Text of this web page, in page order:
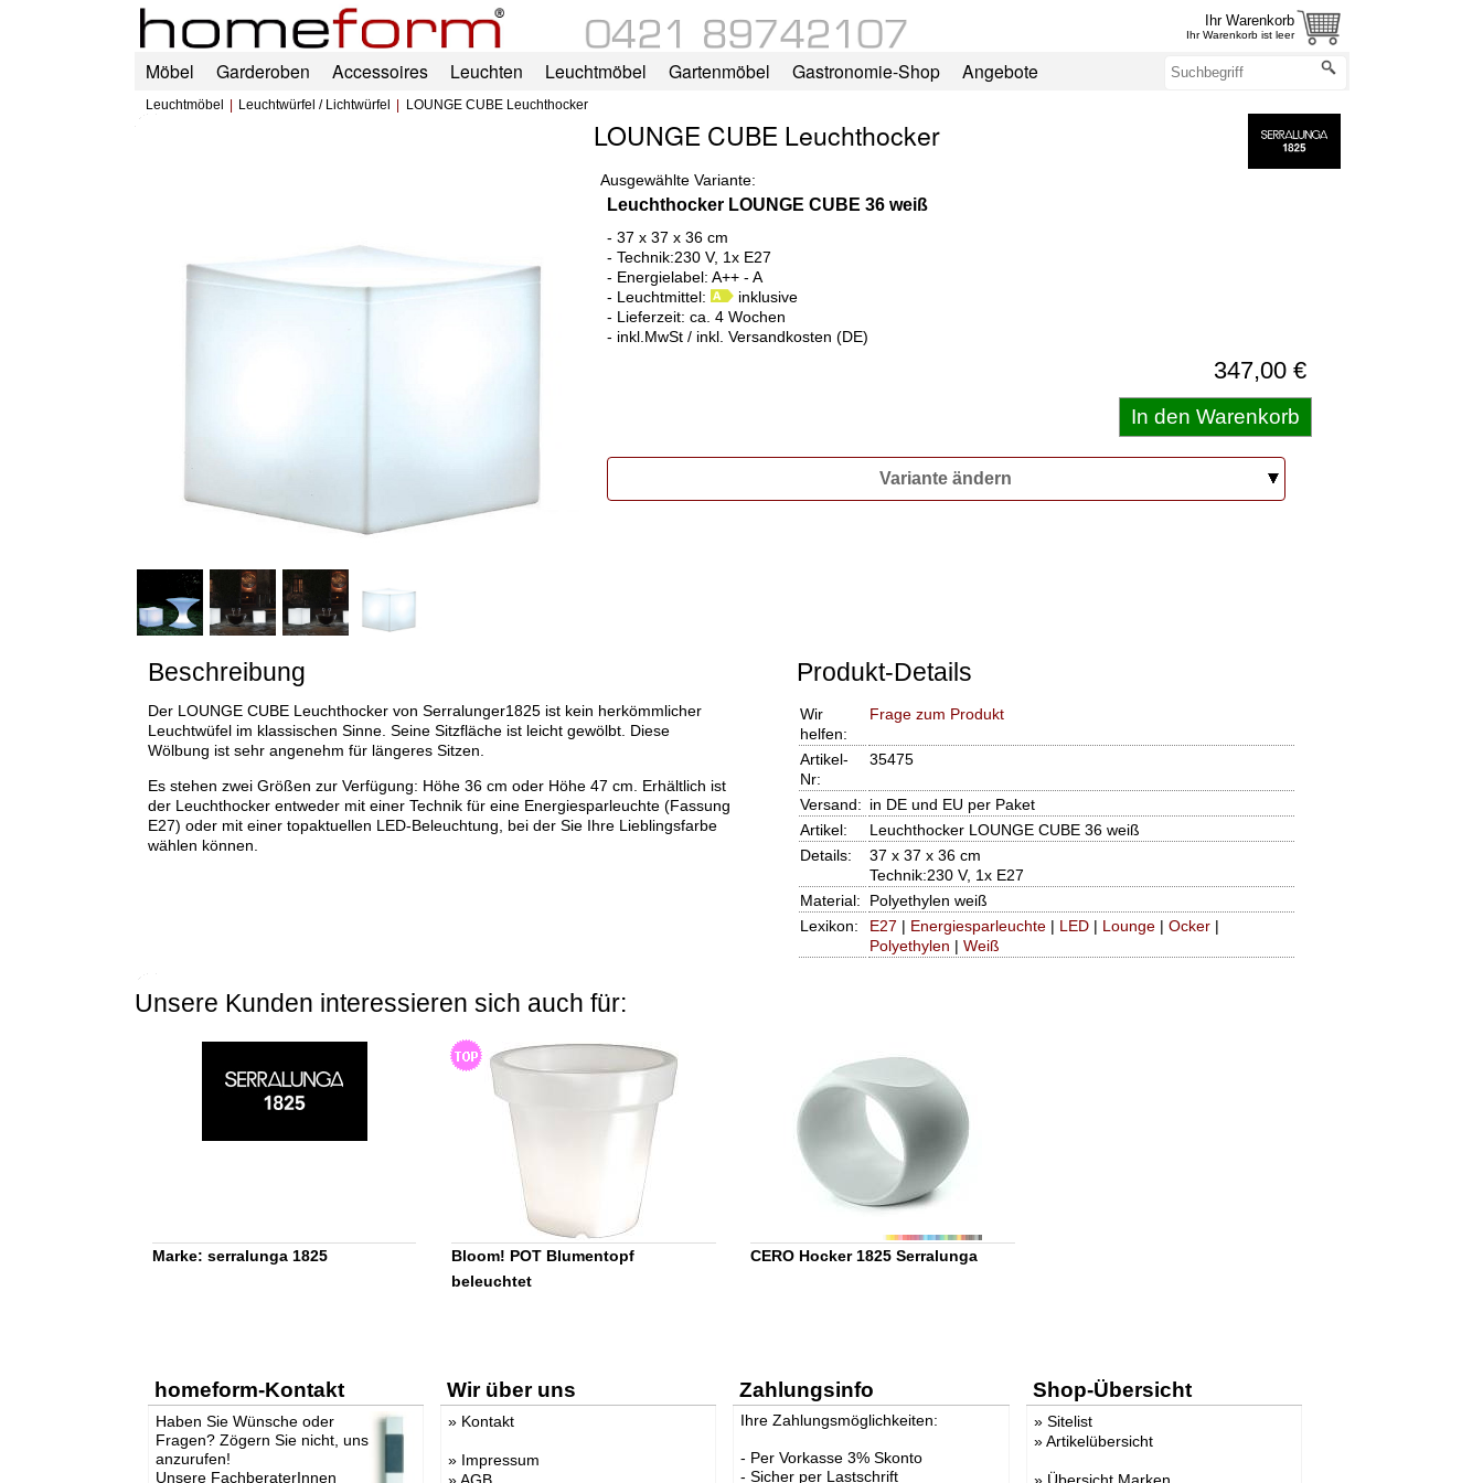
Ihr Warenkorb
Ihr Warenkorb ist leer
Möbel Garderoben Accessoires Leuchten Leuchtmöbel Gartenmöbel Gastronomie-Shop Angebote
Leuchtmöbel Leuchtwürfel / Lichtwürfel LOUNGE CUBE Leuchthocker
LOUNGE CUBE Leuchthocker
Ausgewählte Variante:
Leuchthocker LOUNGE CUBE 36 weiß
- 37 x 37 x 36 cm
- Technik:230 V, 1x E27
- Energielabel: A++ - A
- Leuchtmittel:
inklusive
- Lieferzeit: ca. 4 Wochen
- inkl.MwSt / inkl. Versandkosten (DE)
347,00 €
Variante ändern
Beschreibung
Der LOUNGE CUBE Leuchthocker von Serralunger1825 ist kein herkömmlicher
Leuchtwüfel im klassischen Sinne. Seine Sitzfläche ist leicht gewölbt. Diese
Wölbung ist sehr angenehm für längeres Sitzen.
Es stehen zwei Größen zur Verfügung: Höhe 36 cm oder Höhe 47 cm. Erhältlich ist
der Leuchthocker entweder mit einer Technik für eine Energiesparleuchte (Fassung
E27) oder mit einer topaktuellen LED-Beleuchtung, bei der Sie Ihre Lieblingsfarbe
wählen können.
Produkt-Details
Wir
helfen:
Frage zum Produkt
Artikel-
Nr:
35475
Versand: in DE und EU per Paket
Artikel:
Leuchthocker LOUNGE CUBE 36 weiß
Details:
37 x 37 x 36 cm
Technik:230 V, 1x E27
Material:
Polyethylen weiß
Lexikon:
E27 | Energiesparleuchte| LED| Lounge| Ocker|
Polyethylen | Weiß
Unsere Kunden interessieren sich auch für:
Marke: serralunga 1825
Bloom! POT Blumentopf
beleuchtet
CERO Hocker 1825 Serralunga
homeform-Kontakt
Haben Sie Wünsche oder
Fragen? Zögern Sie nicht, uns
anzurufen!
Unsere FachberaterInnen
Wir über uns
» Kontakt
» Impressum
Zahlungsinfo
Ihre Zahlungsmöglichkeiten:
- Per Vorkasse 3% Skonto
- Sicher per Lastschrift
Shop-Übersicht
» Sitelist
»Artikelübersicht